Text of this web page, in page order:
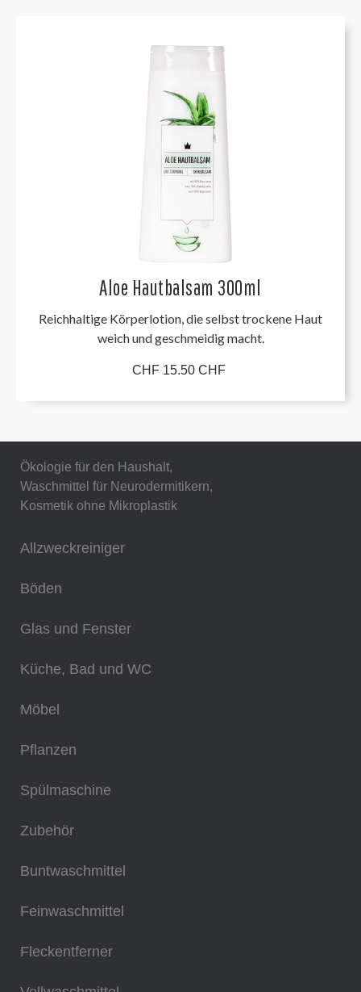
Aloe Hautbalsam 300ml
Reichhaltige Körperlotion, die selbst trockene Haut
weich und geschmeidig macht.
CHF 15.50 CHF
Ökologie für den Haushalt,
Waschmittel für Neurodermitikern,
Kosmetik ohne Mikroplastik
Allzweckreiniger
Böden
Glas und Fenster
Küche, Bad und WC
Möbel
Pflanzen
Spülmaschine
Zubehör
Buntwaschmittel
Feinwaschmittel
Fleckentferner